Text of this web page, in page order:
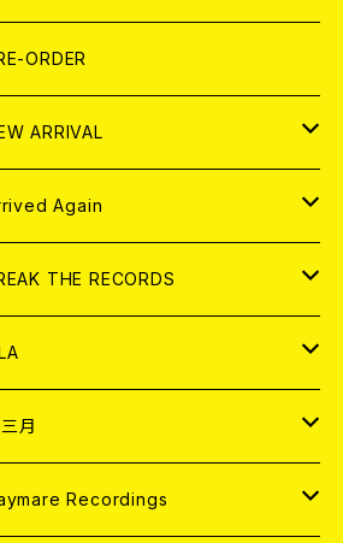
ZINE
集 (PHOTOBOOK)
ログ
レル
CONTENTS
ORDER
ARRIVAL
ログ
Again
ログ
THE RECORDS
レル
月
Recordings